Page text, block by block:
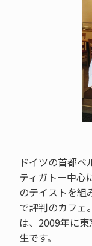
ドイツの首都ベ
ティガトー中心
のテイストを組
で評判のカフェ
は、2009年に
生です。